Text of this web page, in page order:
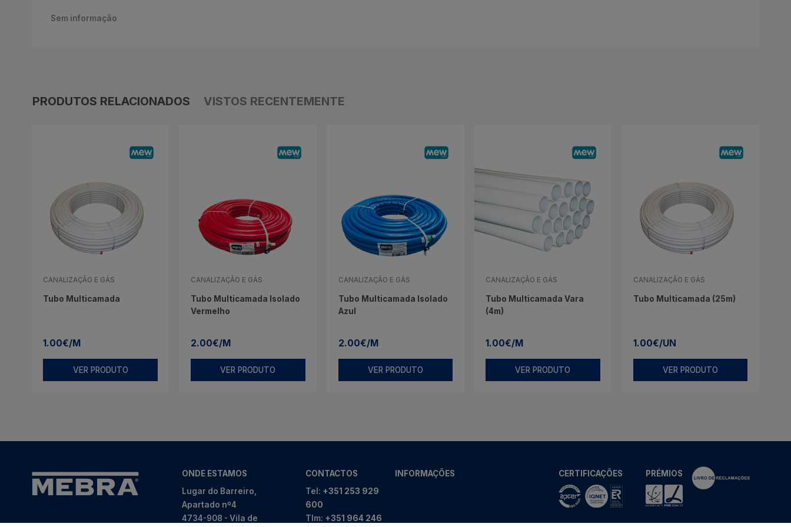
Sem informação
PRODUTOS RELACIONADOS VISTOS RECENTEMENTE
CANALIZAÇÃO E GÁS
Tubo Multicamada
1.00€/M
VER PRODUTO
CANALIZAÇÃO E GÁS
Tubo Multicamada Isolado
Vermelho
2.00€/M
VER PRODUTO
CANALIZAÇÃO E GÁS
Tubo Multicamada Isolado
Azul
2.00€/M
VER PRODUTO
CANALIZAÇÃO E GÁS
Tubo Multicamada Vara
(4m)
1.00€/M
VER PRODUTO
CANALIZAÇÃO E GÁS
Tubo Multicamada (25m)
1.00€/UN
VER PRODUTO
ONDE ESTAMOS
Lugar do Barreiro,
Apartado nº4
4734-908 - Vila de
CONTACTOS
Tel: +351 253 929
600
Tlm: +351 964 246
INFORMAÇÕES CERTIFICAÇÕES PRÉMIOS